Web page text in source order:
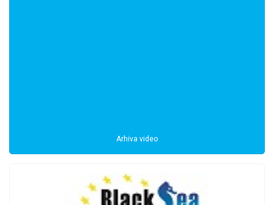
Arhiva video